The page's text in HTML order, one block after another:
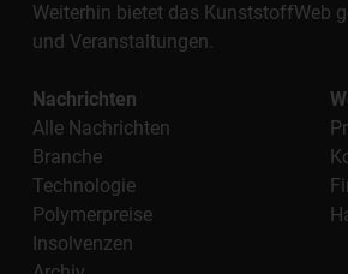
Weiterhin bietet das KunststoffWeb
und Veranstaltungen.
Nachrichten
Alle Nachrichten
Branche
Technologie
Polymerpreise
Insolvenzen